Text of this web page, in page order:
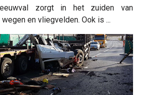
zorgt in het zuiden van
en vliegvelden. Ook is ...